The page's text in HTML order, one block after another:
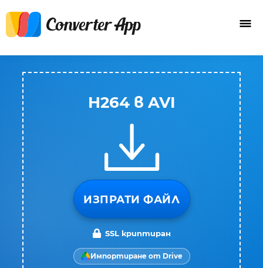
H264 в AVI
ИЗПРАТИ ФАЙЛ
SSL криптиран
Импортиране от Drive